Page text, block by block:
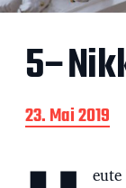
B
e
23. Mai 2019